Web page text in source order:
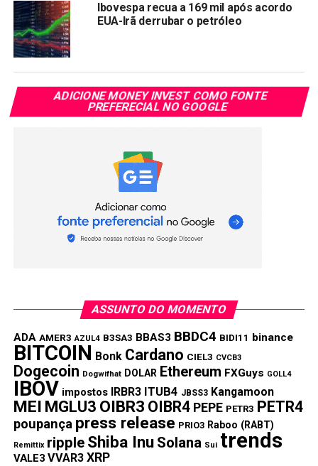
Ibovespa recua a 169 mil após acordo
EUA-Irã derrubar o petróleo
ADICIONE MONEY INVEST COMO FONTE
PREFERECIAL NO GOOGLE
ASSUNTO DO MOMENTO
ADA AMER3 AZUL4 B3SA3 BBAS3 BBDC4 BIDI11 binance
BITCOIN Bonk Cardano CIEL3 CVCB3
Dogecoin Dogwifhat DOLAR Ethereum FXGuys GOLL4
IBOV impostos IRBR3 ITUB4 JBSS3 Kangamoon
MEI MGLU3 OIBR3 OIBR4 PEPE PETR3 PETR4
poupança press release PRIO3 Raboo (RABT)
Remittix ripple Shiba Inu Solana Sui trends
VALE3 VVAR3 XRP